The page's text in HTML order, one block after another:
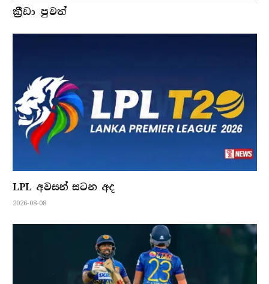
ක්‍රීඩා පුවත්
LPL අවසන් සටන අද
2026-08-08